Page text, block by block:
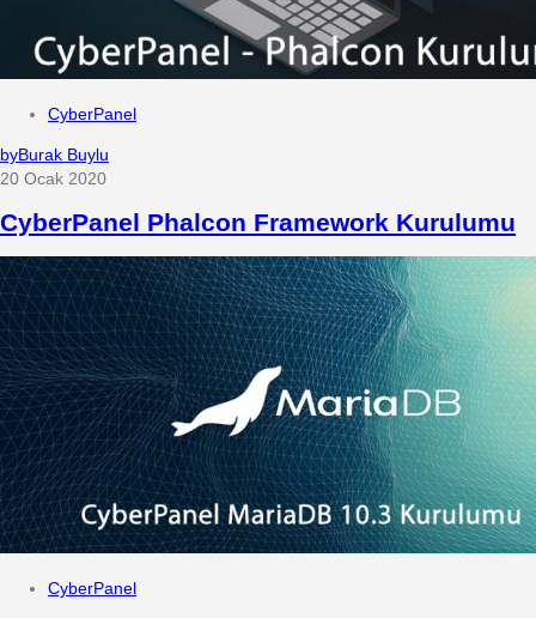
CyberPanel
byBurak Buylu
20 Ocak 2020
CyberPanel Phalcon Framework Kurulumu
CyberPanel